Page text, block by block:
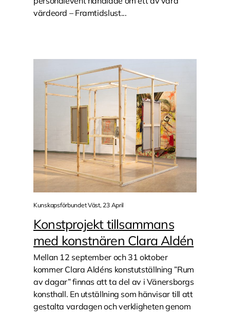
värdeord – Framtidslust...
Kunskapsförbundet Väst, 23 April
Konstprojekt tillsammans
med konstnären Clara Aldén
Mellan 12 september och 31 oktober
kommer Clara Aldéns konstutställning ”Rum
av dagar” finnas att ta del av i Vänersborgs
konsthall. En utställning som hänvisar till att
gestalta vardagen och verkligheten genom